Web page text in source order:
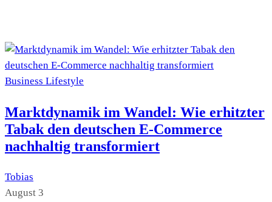
Business Lifestyle
Marktdynamik im Wandel: Wie erhitzter
Tabak den deutschen E-Commerce
nachhaltig transformiert
Tobias
August 3